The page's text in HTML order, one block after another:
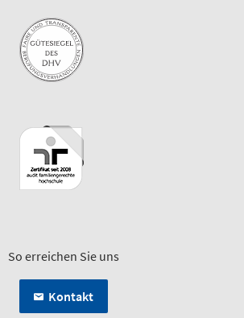
So erreichen Sie uns
Kontakt